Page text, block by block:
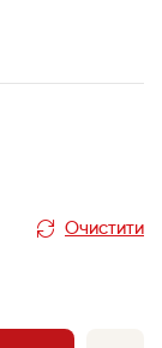
Очистити